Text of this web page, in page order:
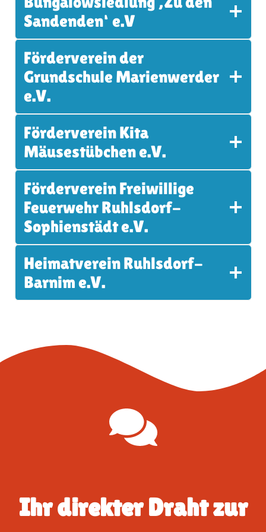
Sandenden‘ e.V
Förderverein der
Grundschule Marienwerder
e.V.
Förderverein Kita
Mäusestübchen e.V.
Förderverein Freiwillige
Feuerwehr Ruhlsdorf-
Sophienstädt e.V.
Heimatverein Ruhlsdorf-
Barnim e.V.
Ihr direkter Draht zur